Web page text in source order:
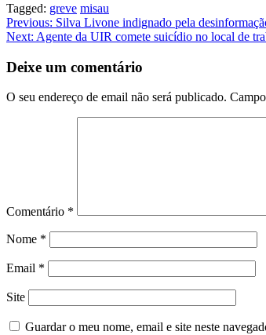
Tagged: greve misau
Navegação
de
artigos
Previous: Silva Livone indignado pela
Next: Agente da UIR comete suicídio no local de
Deixe um comentário
O seu endereço de email não será publicado.
Comentário *
Nome *
Email *
Site
Guardar o meu nome, email e site neste